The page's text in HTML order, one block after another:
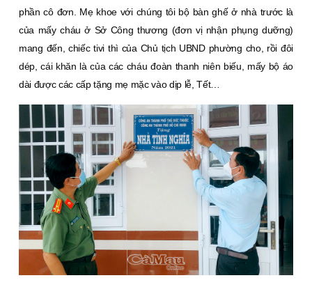
phần cô đơn. Mẹ khoe với chúng tôi bộ bàn ghế ở nhà trước là
của mấy cháu ở Sở Công thương (đơn vị nhận phụng dưỡng)
mang đến, chiếc tivi thì của Chủ tịch UBND phường cho, rồi đôi
dép, cái khăn là của các cháu đoàn thanh niên biếu, mấy bộ áo
dài được các cấp tặng mẹ mặc vào dịp lễ, Tết…